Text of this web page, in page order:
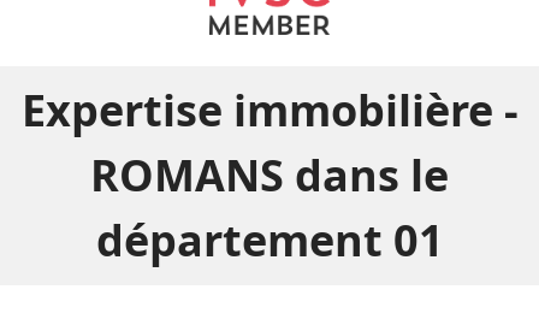
Expertise immobilière -
ROMANS dans le
département 01